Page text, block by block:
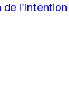
de l’intention